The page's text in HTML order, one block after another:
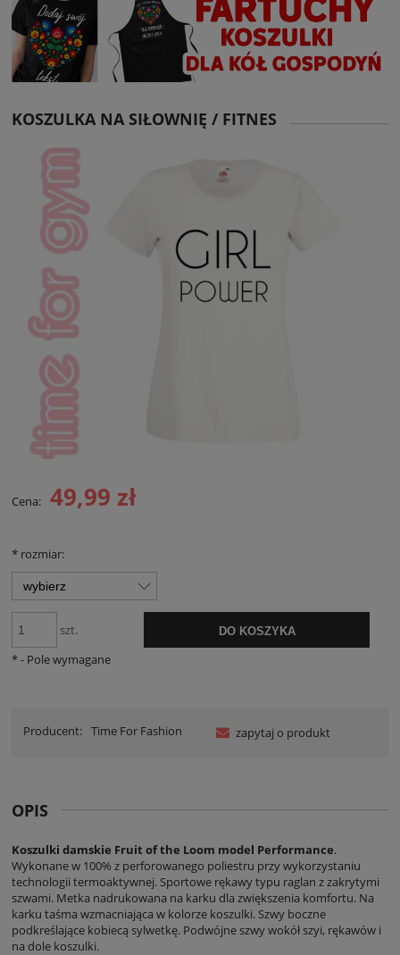
KOSZULKA NA SIŁOWNIĘ / FITNES
Cena: 49,99 zł
* rozmiar:
szt. DO KOSZYKA
*- Pole wymagane
Producent: Time For Fashion zapytaj o produkt
OPIS
Koszulki damskie Fruit of the Loom model Performance.
Wykonane w 100% z perforowanego poliestru przy wykorzystaniu
technologii termoaktywnej. Sportowe rękawy typu raglan z zakrytymi
szwami. Metka nadrukowana na karku dla zwiększenia komfortu. Na
karku taśma wzmacniająca w kolorze koszulki. Szwy boczne
podkreślające kobiecą sylwetkę. Podwójne szwy wokół szyi, rękawów i
na dole koszulki.